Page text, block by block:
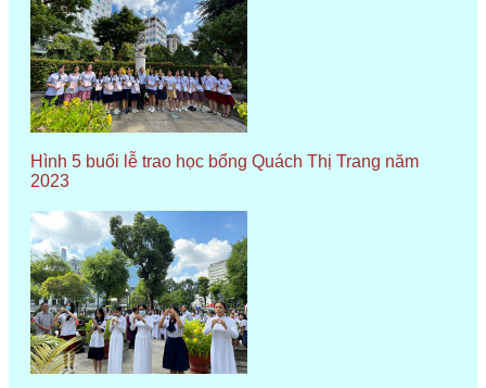
Hình 5 buổi lễ trao học bổng Quách Thị Trang năm
2023